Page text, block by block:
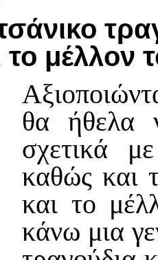
μέλλον
θα ήθελα
σχετικά
καθώς και
και το
κάνω μια